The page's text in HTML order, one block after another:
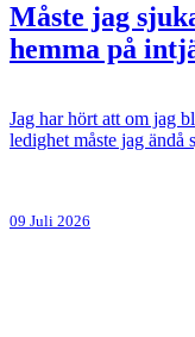
Måste jag
hemma på
Jag har hört att om jag
ledighet måste jag ändå
09 Juli 2026